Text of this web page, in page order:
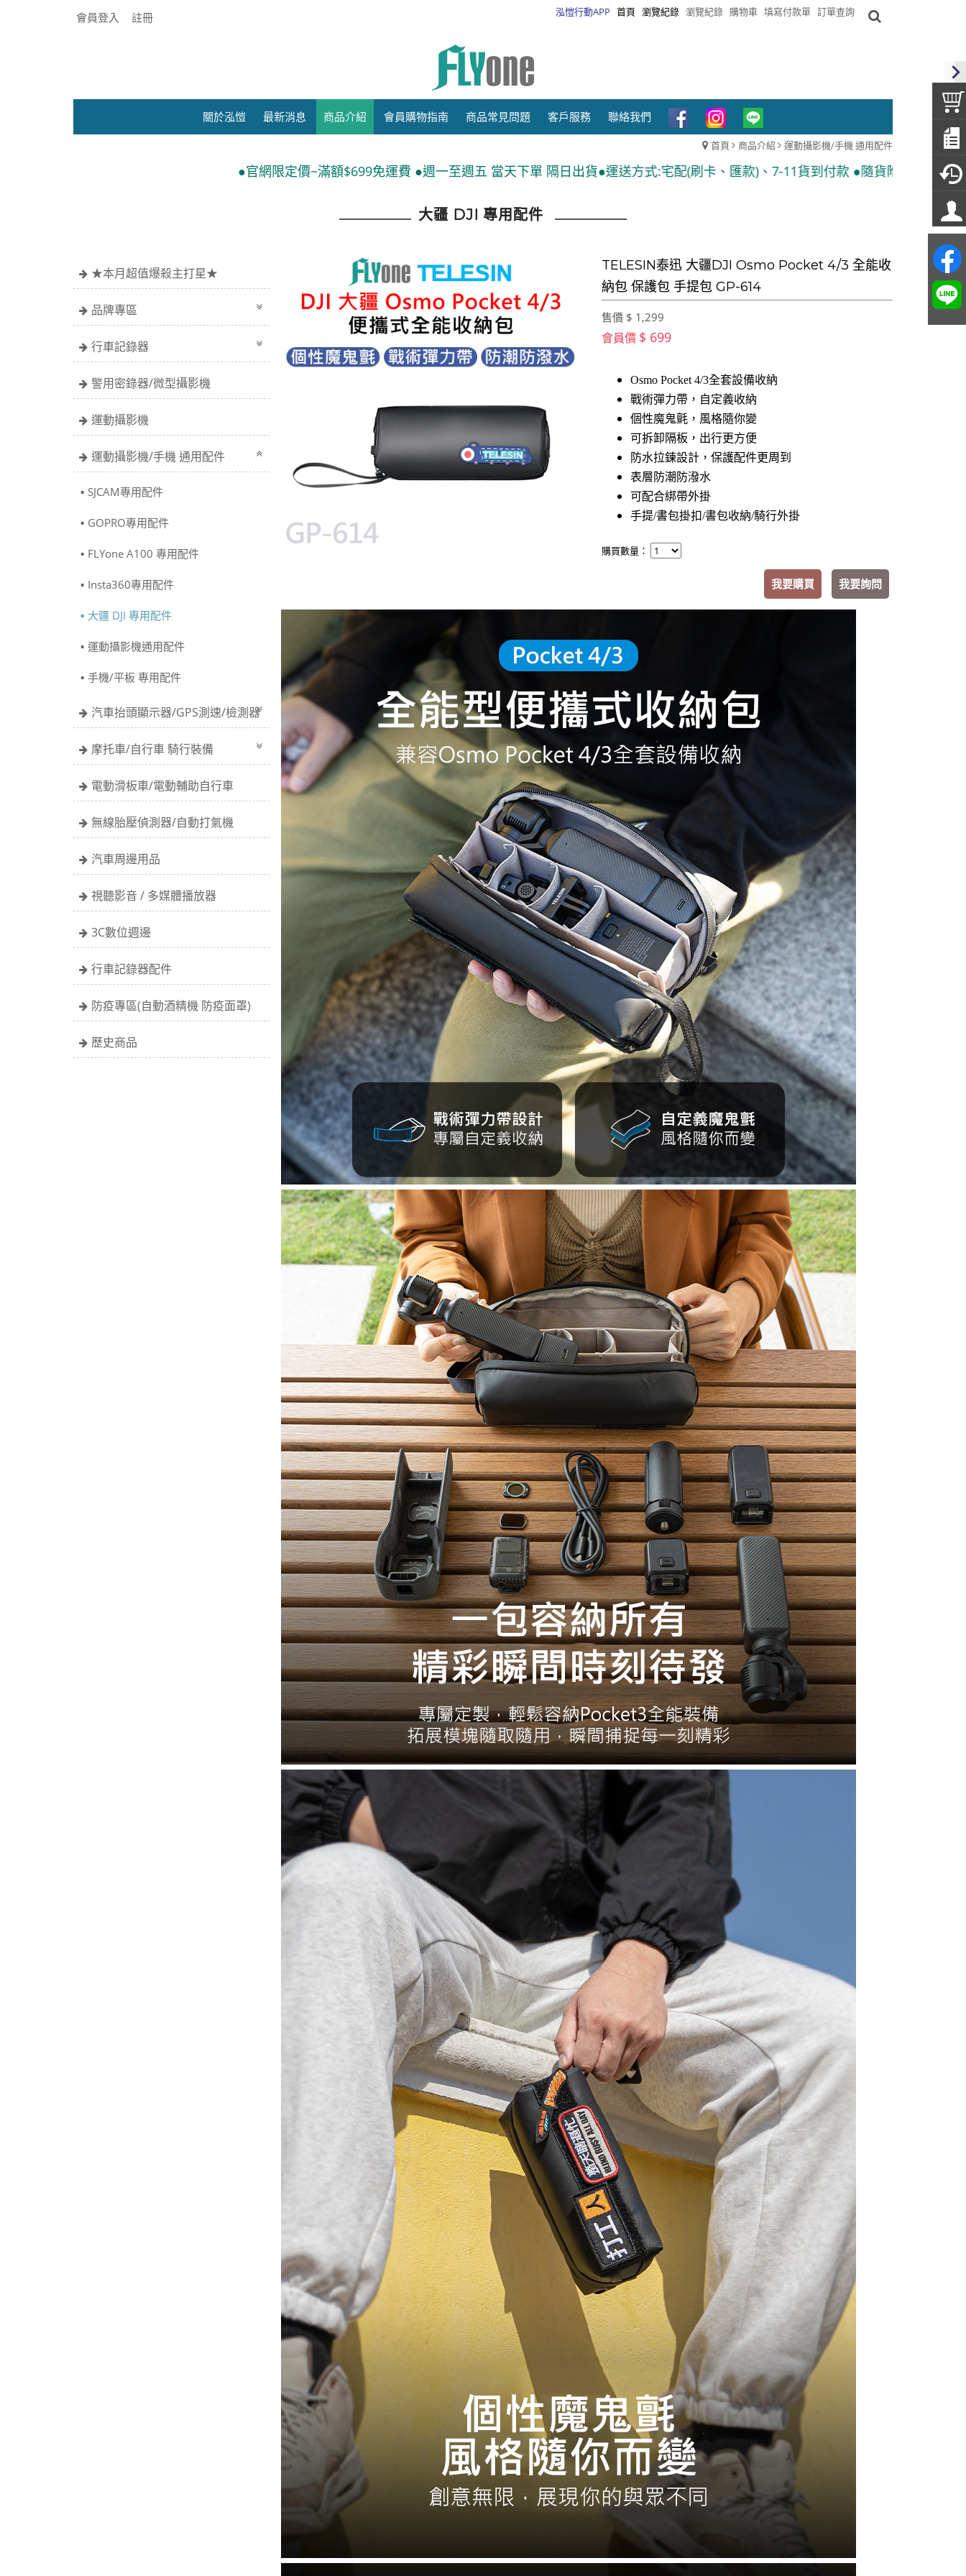
泓愷行動APP 首頁 瀏覽紀錄 瀏覽紀錄 購物車 填寫付款單 訂單查詢
會員登入 註冊
關於泓愷 最新消息 商品介紹 會員購物指南 商品常見問題 客戶服務 聯絡我們
首頁 商品介紹 運動攝影機/手機 通用配件
●官網限定價~滿額$699免運費 ●週一至週五 當天下單 隔日出貨●運送方式:宅配(刷卡、匯款)、7-11貨到付款 ●隨貨附發票
大疆 DJI 專用配件
★本月超值爆殺主打星★
品牌專區
行車記錄器
警用密錄器/微型攝影機
運動攝影機
運動攝影機/手機 通用配件
SJCAM專用配件
GOPRO專用配件
FLYone A100 專用配件
Insta360專用配件
大疆 DJI 專用配件
運動攝影機通用配件
手機/平板 專用配件
汽車抬頭顯示器/GPS測速/檢測器
摩托車/自行車 騎行裝備
電動滑板車/電動輔助自行車
無線胎壓偵測器/自動打氣機
汽車周邊用品
視聽影音 / 多媒體播放器
3C數位週邊
行車記錄器配件
防疫專區(自動酒精機 防疫面罩)
歷史商品
TELESIN泰迅 大疆DJI Osmo Pocket 4/3 全能收
納包 保護包 手提包 GP-614
售價 $ 1,299
會員價 $ 699
Osmo Pocket 4/3全套設備收納
戰術彈力帶，自定義收納
個性魔鬼氈，風格隨你變
可拆卸隔板，出行更方便
防水拉鍊設計，保護配件更周到
表層防潮防潑水
可配合綁帶外掛
手提/書包掛扣/書包收納/騎行外掛
購買數量：
我要購買 我要詢問